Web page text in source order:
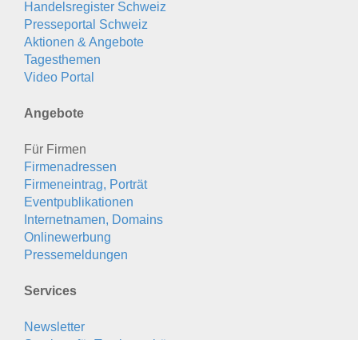
Handelsregister Schweiz
Presseportal Schweiz
Aktionen & Angebote
Tagesthemen
Video Portal
Angebote
Für Firmen
Firmenadressen
Firmeneintrag, Porträt
Eventpublikationen
Internetnamen, Domains
Onlinewerbung
Pressemeldungen
Services
Newsletter